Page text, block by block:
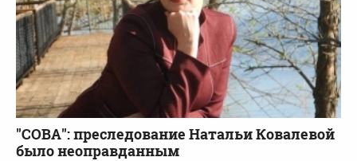
"СОВА": преследование Натальи Ковалевой
было неоправданным